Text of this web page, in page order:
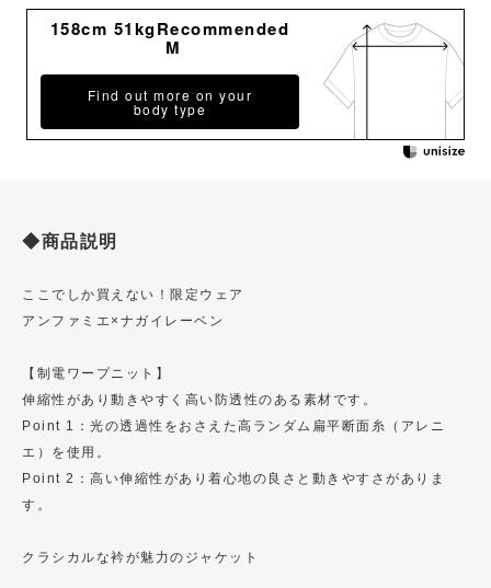
158cm 51kgRecommended
M
Find out more on your
body type
◆商品説明
ここでしか買えない！限定ウェア
アンファミエ×ナガイレーベン
【制電ワープニット】
伸縮性があり動きやすく高い防透性のある素材です。
Point 1：光の透過性をおさえた高ランダム扁平断面糸（アレニ
エ）を使用。
Point 2：高い伸縮性があり着心地の良さと動きやすさがありま
す。
クラシカルな衿が魅力のジャケット